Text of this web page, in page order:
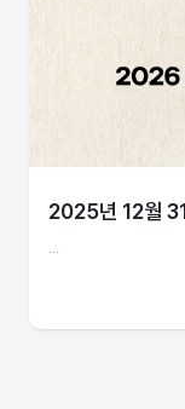
2025년 12월